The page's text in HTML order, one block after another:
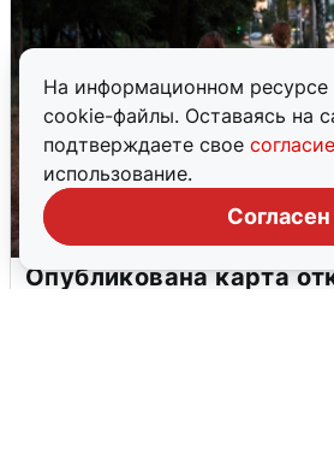
На информационном ресурсе
cookie-файлы. Оставаясь на
подтверждаете свое согласие
использование.
Согласен
Опубликована карта